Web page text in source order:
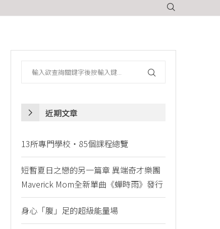
近期文章
13所專門學校・85個課程總覽
短暫夏日之戀的另一篇章 異端奇才樂團
Maverick Mom全新單曲《蟬時雨》發行
身心「腹」足的超級能量場